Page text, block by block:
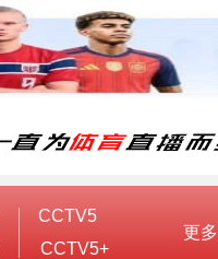
CCTV5
CCTV5+
更多